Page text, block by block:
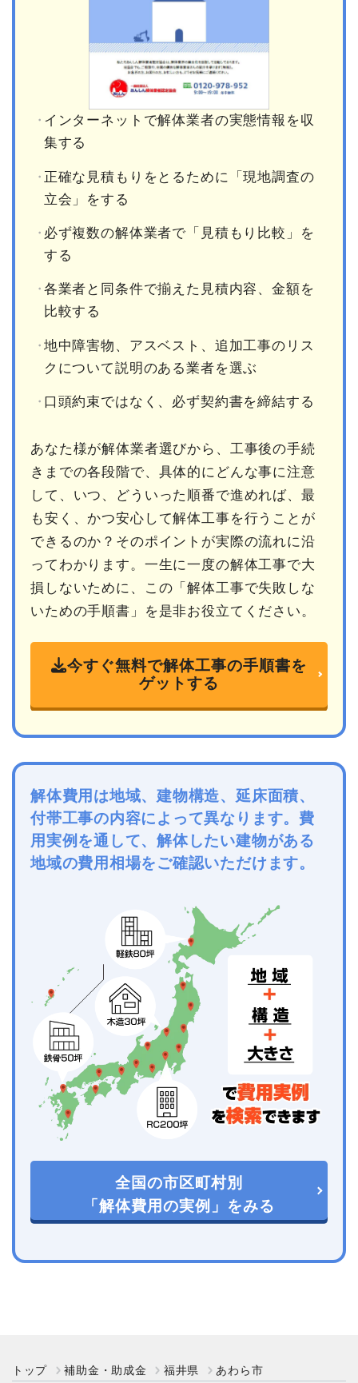
インターネットで解体業者の実態情報を収
集する
正確な見積もりをとるために「現地調査の
立会」をする
必ず複数の解体業者で「見積もり比較」を
する
各業者と同条件で揃えた見積内容、金額を
比較する
地中障害物、アスベスト、追加工事のリス
クについて説明のある業者を選ぶ
口頭約束ではなく、必ず契約書を締結する
あなた様が解体業者選びから、工事後の手続
きまでの各段階で、具体的にどんな事に注意
して、いつ、どういった順番で進めれば、最
も安く、かつ安心して解体工事を行うことが
できるのか？そのポイントが実際の流れに沿
ってわかります。一生に一度の解体工事で大
損しないために、この「解体工事で失敗しな
いための手順書」を是非お役立てください。
今すぐ無料で解体工事の手順書を
ゲットする
解体費用は地域、建物構造、延床面積、
付帯工事の内容によって異なります。費
用実例を通して、解体したい建物がある
地域の費用相場をご確認いただけます。
全国の市区町村別
「解体費用の実例」をみる
トップ 補助金・助成金 福井県 あわら市